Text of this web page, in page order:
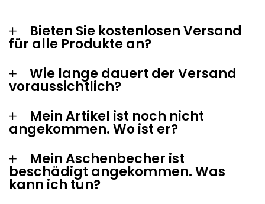
Bieten Sie kostenlosen Versand
für alle Produkte an?
Wie lange dauert der Versand
voraussichtlich?
Mein Artikel ist noch nicht
angekommen. Wo ist er?
Mein Aschenbecher ist
beschädigt angekommen. Was
kann ich tun?